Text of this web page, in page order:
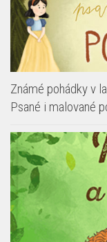
Známé pohádky v
Psané i malované